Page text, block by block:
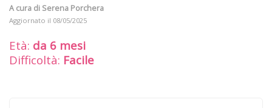
A cura di Serena Porchera
Aggiornato il 08/05/2025
Età: da 6 mesi
Difficoltà: Facile